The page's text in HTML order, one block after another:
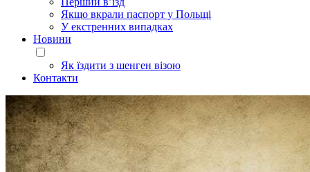
Якщо вкрали паспорт у Польщі
У екстренних випадках
Новини
Як їздити з шенген візою
Контакти